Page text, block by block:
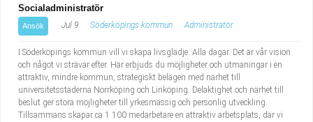
Socialadministratör
Ansök Jul 9 Söderköpings kommun Administratör
I Söderköpings kommun vill vi skapa livsglädje. Alla dagar. Det är vår vision
och något vi strävar efter. Här erbjuds du möjligheter och utmaningar i en
attraktiv, mindre kommun, strategiskt belägen med närhet till
universitetsstäderna Norrköping och Linköping. Delaktighet och närhet till
beslut ger stora möjligheter till yrkesmässig och personlig utveckling.
Tillsammans skapar ca 1 100 medarbetare en attraktiv arbetsplats, där vi